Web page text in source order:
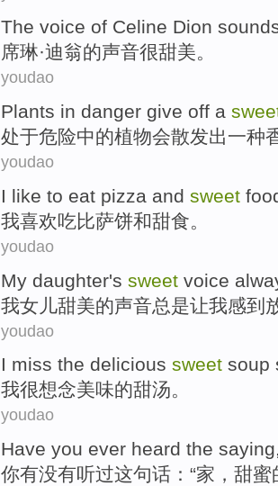
The voice of Celine Dion
席琳·迪翁的声音很甜美。
youdao
Plants in danger give off a
处于危险中的植物会散发出一种
youdao
I like to eat pizza and sweet
我喜欢吃比萨饼和甜食。
youdao
My daughter's sweet voice
我女儿甜美的声音总是让我感到
youdao
I miss the delicious sweet soup
我很想念美味的甜汤。
youdao
Have you ever heard the
你有没有听过这句话：“家，甜蜜